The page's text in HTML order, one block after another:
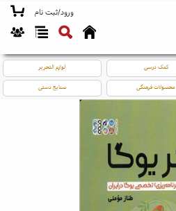
ورود/ثبت نام
کمک درسی لوازم التحریر
محصولات فرهنگی صنایع دستی